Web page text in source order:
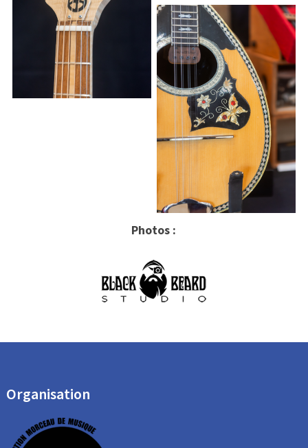
Photos :
Organisation